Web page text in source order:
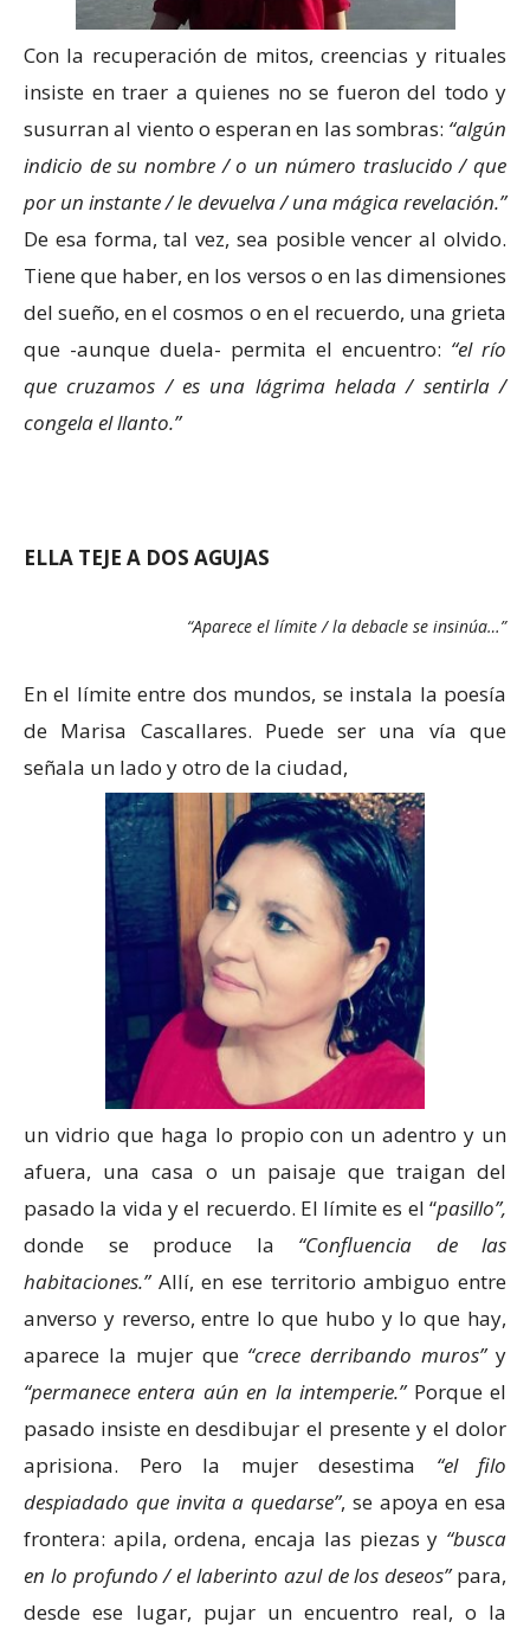
Con la recuperación de mitos, creencias y rituales
insiste en traer a quienes no se fueron del todo y
susurran al viento o esperan en las sombras: “algún
indicio de su nombre / o un número traslucido / que
por un instante / le devuelva / una mágica revelación.”
De esa forma, tal vez, sea posible vencer al olvido.
Tiene que haber, en los versos o en las dimensiones
del sueño, en el cosmos o en el recuerdo, una grieta
que -aunque duela- permita el encuentro: “el río
que cruzamos / es una lágrima helada / sentirla /
congela el llanto.”
ELLA TEJE A DOS AGUJAS
“Aparece el límite / la debacle se insinúa…”
En el límite entre dos mundos, se instala la poesía
de Marisa Cascallares. Puede ser una vía que
señala un lado y otro de la ciudad,
un vidrio que haga lo propio con un adentro y un
afuera, una casa o un paisaje que traigan del
pasado la vida y el recuerdo. El límite es el “pasillo”,
donde se produce la “Confluencia de las
habitaciones.” Allí, en ese territorio ambiguo entre
anverso y reverso, entre lo que hubo y lo que hay,
aparece la mujer que “crece derribando muros”y
“permanece entera aún en la intemperie.” Porque el
pasado insiste en desdibujar el presente y el dolor
aprisiona. Pero la mujer desestima “el filo
despiadado que invita a quedarse”, se apoya en esa
frontera: apila, ordena, encaja las piezas y “busca
en lo profundo / el laberinto azul de los deseos”para,
desde ese lugar, pujar un encuentro real, o la